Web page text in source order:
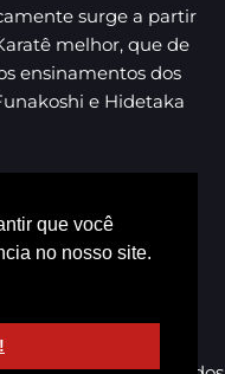
que você
no nosso site.
surge a partir
melhor, que de
ensinamentos dos
e Hidetaka